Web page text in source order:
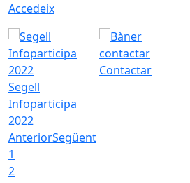
Accedeix
Segell
Infoparticipa
2022
Contactar
AnteriorSegüent
1
2